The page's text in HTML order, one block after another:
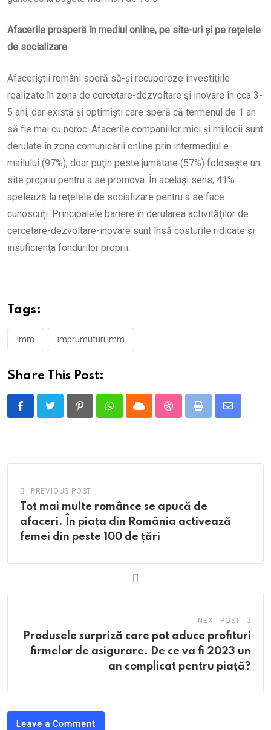
Afacerile prosperă în mediul online, pe site-uri și pe rețelele
de socializare
Afaceriștii români speră să-și recupereze investiţiile
realizate în zona de cercetare-dezvoltare şi inovare în cca 3-
5 ani, dar există și optimiști care speră că termenul de 1 an
să fie mai cu noroc. Afacerile companiilor mici şi mijlocii sunt
derulate în zona comunicării online prin intermediul e-
mailului (97%), doar puţin peste jumătate (57%) folosește un
site propriu pentru a se promova. În acelaşi sens, 41%
apelează la reţelele de socializare pentru a se face
cunoscuți. Principalele bariere în derularea activităţilor de
cercetare-dezvoltare-inovare sunt însă costurile ridicate și
insuficienţa fondurilor proprii.
Tags:
imm imprumuturi imm
Share This Post:
PinterestWhatsappCloud StumbleUpon
Print
Share
PREVIOUS POST
Tot mai multe românce se apucă de
afaceri. În piața din România activează
femei din peste 100 de țări
NEXT POST
Produsele surpriză care pot aduce profituri
firmelor de asigurare. De ce va fi 2023 un
an complicat pentru piață?
Leave a Comment